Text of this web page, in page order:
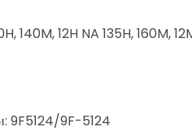
140M, 12H NA 135H, 160M,
9F5124/9F-5124